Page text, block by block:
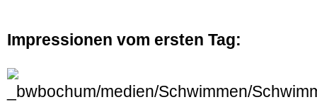
Impressionen vom ersten Tag: